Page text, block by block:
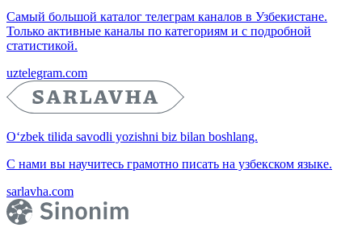
Самый большой каталог телеграм каналов в Узбекистане.
Только активные каналы по категориям и с подробной
статистикой.
uztelegram.com
O‘zbek tilida savodli yozishni biz bilan boshlang.
С нами вы научитесь грамотно писать на узбекском языке.
sarlavha.com